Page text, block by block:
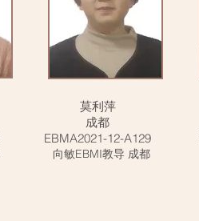
莫利萍
成都
EBMA2021-12-A129
向敏EBMI教导 成都